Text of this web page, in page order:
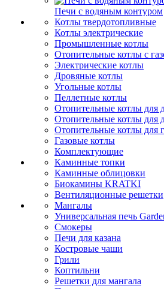
Печи с водяным контуром
Котлы твердотопливные
Котлы электрические
Промышленные котлы
Отопительные котлы с
Электрические котлы
Дровяные котлы
Угольные котлы
Пеллетные котлы
Отопительные котлы для
Отопительные котлы для
Отопительные котлы для
Газовые котлы
Комплектующие
Каминные топки
Каминные облицовки
Биокамины KRATKI
Вентиляционные решетки
Мангалы
Универсальная печь
Смокеры
Печи для казана
Костровые чаши
Грили
Коптильни
Решетки для мангала